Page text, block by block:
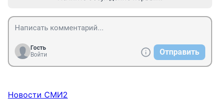
Гость
Войти
Отправить
Новости СМИ2